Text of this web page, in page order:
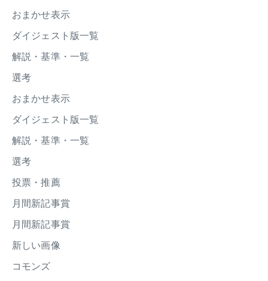
おまかせ表示
ダイジェスト版一覧
解説・基準・一覧
選考
おまかせ表示
ダイジェスト版一覧
解説・基準・一覧
選考
投票・推薦
月間新記事賞
月間新記事賞
新しい画像
コモンズ